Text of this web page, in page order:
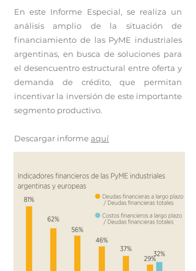
En este Informe Especial, se realiza un
análisis amplio de la situación de
financiamiento de las PyME industriales
argentinas, en busca de soluciones para
el desencuentro estructural entre oferta y
demanda de crédito, que permitan
incentivar la inversión de este importante
segmento productivo.
Descargar informeaquí